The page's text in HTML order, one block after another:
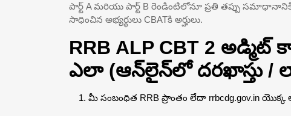
పార్ట్ A మరియు పార్ట్ B రెండింటిలోనూ ప్రతి తప్పు
సాధించిన అభ్యర్థులు CBATకి అర్హులు.
RRB ALP CBT 2
ఎలా (ఆన్‌లైన్‌లో దరఖాస్తు /
మీ సంబంధిత RRB ప్రాంతం లేదా rrbcdg.gov.in యొక్క